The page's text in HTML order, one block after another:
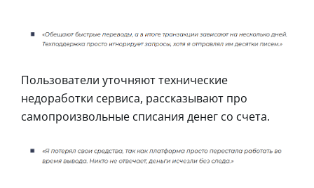
Пользователи уточняют технические
недоработки сервиса, рассказывают про
самопроизвольные списания денег со счета.